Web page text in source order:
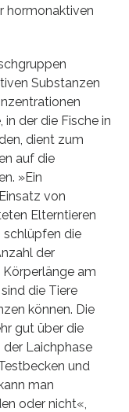
hormonaktiven
Substanzen
der die Fische in
dient zum
auf die
»Ein
von
Elterntieren
schlüpfen die
der
am
die Tiere
können. Die
gut über die
der Laichphase
und
man
oder nicht«,